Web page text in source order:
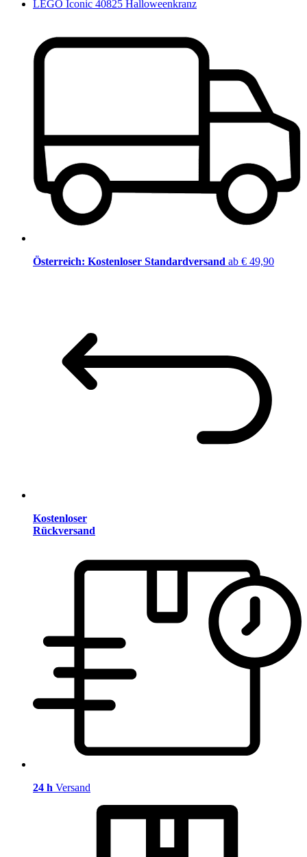
LEGO Iconic 40825 Halloweenkranz
Österreich: Kostenloser Standardversand ab € 49,90
Kostenloser
Rückversand
24 h Versand